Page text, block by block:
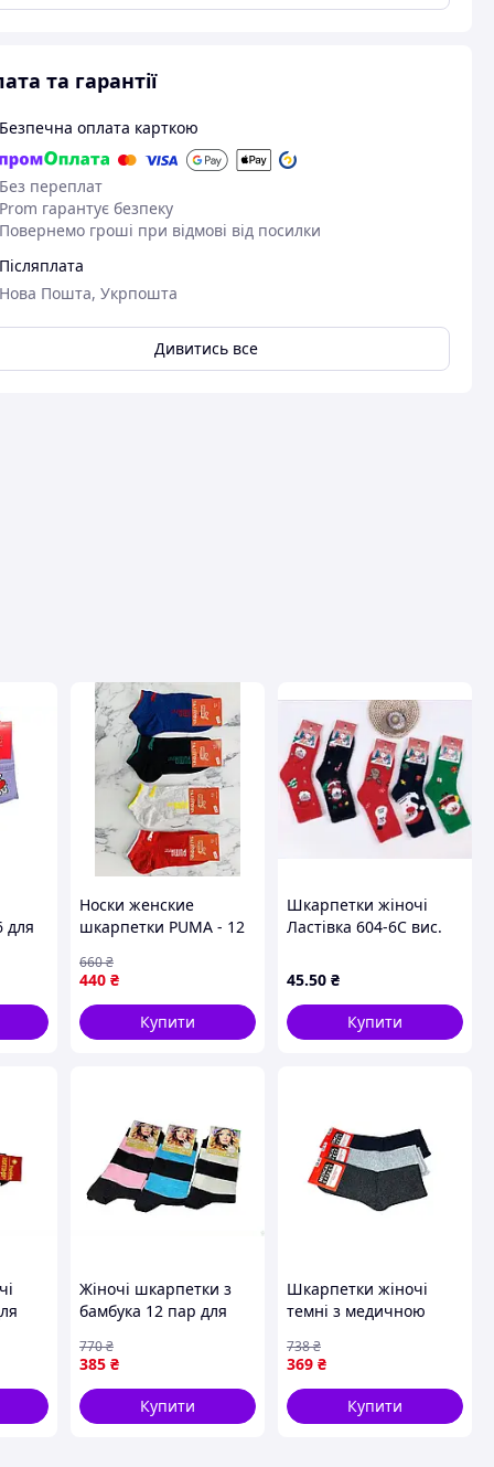
та гарантії
Безпечна оплата карткою
Без переплат
Prom гарантує безпеку
Повернемо гроші при відмові від посилки
Післяплата
Нова Пошта, Укрпошта
Дивитись все
для
Носки женские
шкарпетки PUMA - 12
жіночі шкарпетки
носки 2BR-S
440 ₴
660₴
Купити
Шкарпетки жіночі
Ластівка 604-6C вис.
р.36-41 (уп.10 пар)
45.50 ₴
Купити
Жіночі шкарпетки з
бамбука 12 пар для
носіння комфортні та
дихаючі ТМ Дукат
385 ₴
770₴
Купити
Шкарпетки жіночі
темні з медичною
повсякденного
носіння 12 пар ТМ
Дукат
369 ₴
738₴
Купити